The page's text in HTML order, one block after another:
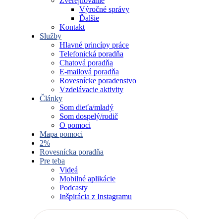
Výročné správy
Ďalšie
Kontakt
Služby
Hlavné princípy práce
Telefonická poradňa
Chatová poradňa
E-mailová poradňa
Rovesnícke poradenstvo
Vzdelávacie aktivity
Články
Som dieťa/mladý
Som dospelý/rodič
O pomoci
Mapa pomoci
2%
Rovesnícka poradňa
Pre teba
Videá
Mobilné aplikácie
Podcasty
Inšpirácia z Instagramu